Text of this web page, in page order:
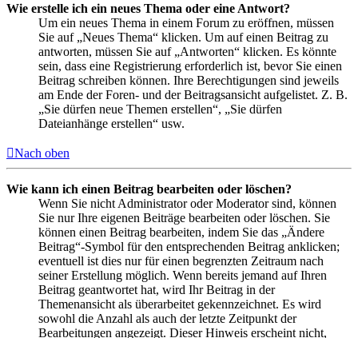
Wie erstelle ich ein neues Thema oder eine Antwort?
Um ein neues Thema in einem Forum zu eröffnen, müssen
Sie auf „Neues Thema“ klicken. Um auf einen Beitrag zu
antworten, müssen Sie auf „Antworten“ klicken. Es könnte
sein, dass eine Registrierung erforderlich ist, bevor Sie einen
Beitrag schreiben können. Ihre Berechtigungen sind jeweils
am Ende der Foren- und der Beitragsansicht aufgelistet. Z. B.
„Sie dürfen neue Themen erstellen“, „Sie dürfen
Dateianhänge erstellen“ usw.
Nach oben
Wie kann ich einen Beitrag bearbeiten oder löschen?
Wenn Sie nicht Administrator oder Moderator sind, können
Sie nur Ihre eigenen Beiträge bearbeiten oder löschen. Sie
können einen Beitrag bearbeiten, indem Sie das „Ändere
Beitrag“-Symbol für den entsprechenden Beitrag anklicken;
eventuell ist dies nur für einen begrenzten Zeitraum nach
seiner Erstellung möglich. Wenn bereits jemand auf Ihren
Beitrag geantwortet hat, wird Ihr Beitrag in der
Themenansicht als überarbeitet gekennzeichnet. Es wird
sowohl die Anzahl als auch der letzte Zeitpunkt der
Bearbeitungen angezeigt. Dieser Hinweis erscheint nicht,